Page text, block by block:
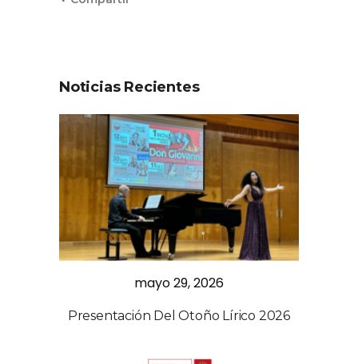
Noticias Recientes
mayo 29, 2026
Presentación Del Otoño Lírico 2026